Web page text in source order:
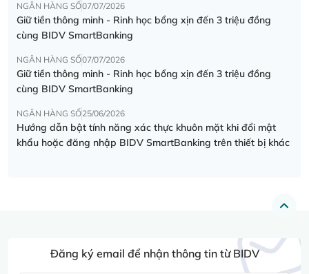
NGÂN HÀNG SỐ07/07/2026
Giữ tiền thông minh - Rinh học bổng xịn đến 3 triệu đồng
cùng BIDV SmartBanking
NGÂN HÀNG SỐ07/07/2026
Giữ tiền thông minh - Rinh học bổng xịn đến 3 triệu đồng
cùng BIDV SmartBanking
NGÂN HÀNG SỐ25/06/2026
Hướng dẫn bật tính năng xác thực khuôn mặt khi đổi mật
khẩu hoặc đăng nhập BIDV SmartBanking trên thiết bị khác
Đăng ký email để nhận thông tin từ BIDV